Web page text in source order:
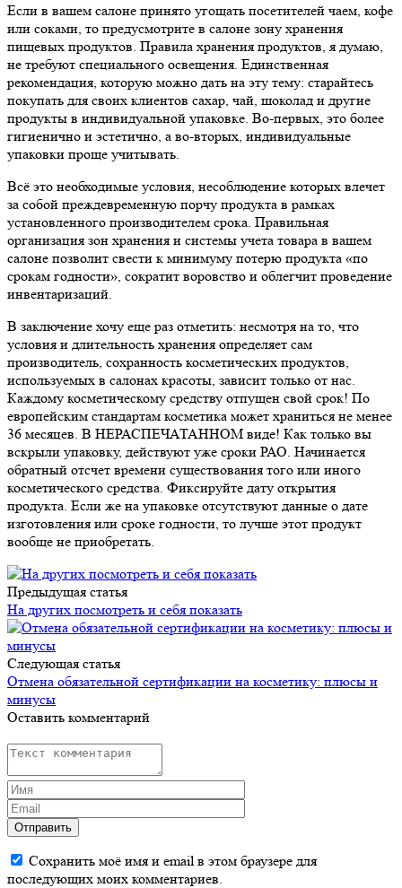
Если в вашем салоне принято угощать посетителей чаем, кофе
или соками, то предусмотрите в салоне зону хранения
пищевых продуктов. Правила хранения продуктов, я думаю,
не требуют специального освещения. Единственная
рекомендация, которую можно дать на эту тему: старайтесь
покупать для своих клиентов сахар, чай, шоколад и другие
продукты в индивидуальной упаковке. Во-первых, это более
гигиенично и эстетично, а во-вторых, индивидуальные
упаковки проще учитывать.
Всё это необходимые условия, несоблюдение которых влечет
за собой преждевременную порчу продукта в рамках
установленного производителем срока. Правильная
организация зон хранения и системы учета товара в вашем
салоне позволит свести к минимуму потерю продукта «по
срокам годности», сократит воровство и облегчит проведение
инвентаризаций.
В заключение хочу еще раз отметить: несмотря на то, что
условия и длительность хранения определяет сам
производитель, сохранность косметических продуктов,
используемых в салонах красоты, зависит только от нас.
Каждому косметическому средству отпущен свой срок! По
европейским стандартам косметика может храниться не менее
36 месяцев. В НЕРАСПЕЧАТАННОМ виде! Как только вы
вскрыли упаковку, действуют уже сроки РАО. Начинается
обратный отсчет времени существования того или иного
косметического средства. Фиксируйте дату открытия
продукта. Если же на упаковке отсутствуют данные о дате
изготовления или сроке годности, то лучше этот продукт
вообще не приобретать.
Предыдущая статья
На других посмотреть и себя показать
Следующая статья
Отмена обязательной сертификации на косметику: плюсы и
минусы
Оставить комментарий
Отправить
Сохранить моё имя и email в этом браузере для
последующих моих комментариев.